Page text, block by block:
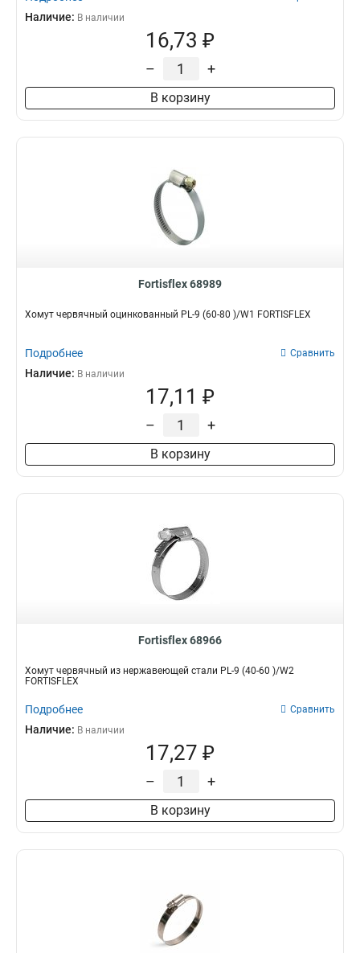
Наличие: В наличии
16,73 ₽
– +
В корзину
Fortisflex 68989
Хомут червячный оцинкованный PL-9 (60-80 )/W1 FORTISFLEX
Подробнее Сравнить
Наличие: В наличии
17,11 ₽
– +
В корзину
Fortisflex 68966
Хомут червячный из нержавеющей стали PL-9 (40-60 )/W2
FORTISFLEX
Подробнее Сравнить
Наличие: В наличии
17,27 ₽
– +
В корзину